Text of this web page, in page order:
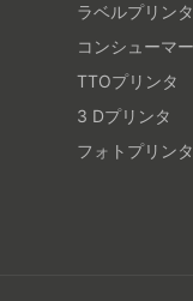
ラベルプリンタ
TTOプリンタ
3 Dプリンタ
フォトプリンタ